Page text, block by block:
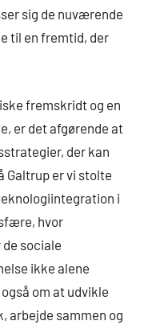
sig de nuværende
til en fremtid, der
fremskridt og en
er det afgørende at
der kan
Galtrup er vi stolte
i
hvor
sociale
ikke alene
om at udvikle
arbejde sammen og